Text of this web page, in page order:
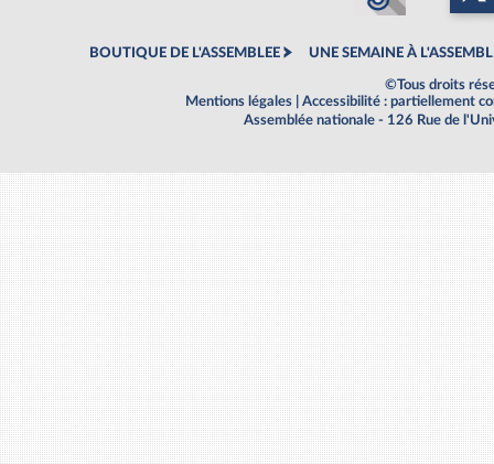
BOUTIQUE DE L'ASSEMBLEE UNE SEMAINE À
©Tous droits
Mentions légales
Accessibilité : partiellement
Assemblée nationale - 126 Rue de